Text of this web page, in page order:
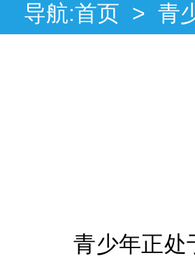
导航:首页 > 青
青少年正处于